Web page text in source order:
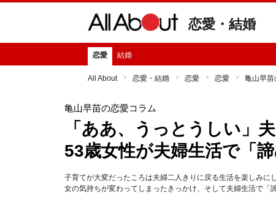
恋愛・結婚
恋愛 結婚
All About 恋愛・結婚 恋愛 恋愛 亀山早苗
亀山早苗の恋愛コラム
「ああ、うっとうしい」
53歳女性が夫婦生活で「諦
子育てが大変だったころは夫婦二人きりに戻る生活を楽しみ
女の気持ちが変わってしまったきっかけ、そして夫婦生活で